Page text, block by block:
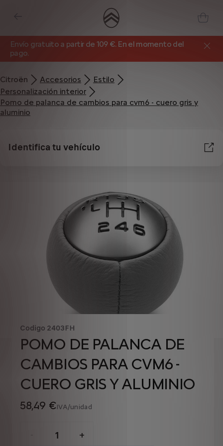
Envío gratuito a partir de 109 €. En el momento del
pago.
Citroën Accesorios
Estilo
Personalización interior
Pomo de palanca de cambios para cvm6 - cuero gris y
aluminio
Identifica tu vehículo
Codigo 2403FH
POMO DE PALANCA DE
CAMBIOS PARA CVM6 -
CUERO GRIS Y ALUMINIO
58,49 €IVA/unidad
+